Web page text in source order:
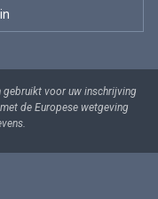
gebruikt voor uw inschrijving
de Europese wetgeving